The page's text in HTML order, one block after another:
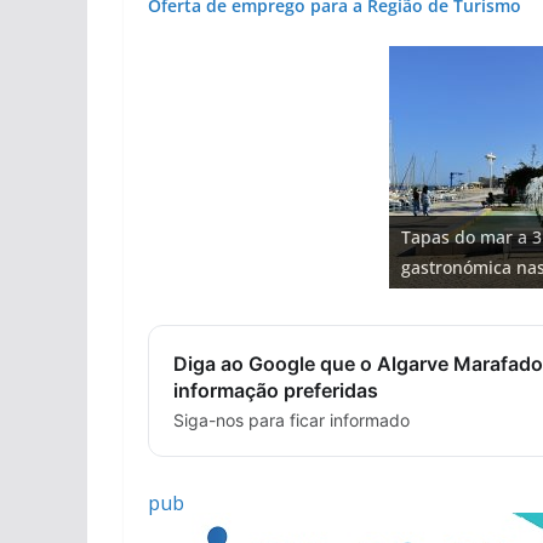
Oferta de emprego para a Região de Turismo
Milagre da
Algarve voltam a
Projeto
milhões de
hotéis (com
Tapas do mar a
gastronómica
Foto do dia:
entre redes e
Tempestades
arribas em risco
Diga ao Google que o Algarve
informação preferidas
Siga-nos para ficar informado
pub